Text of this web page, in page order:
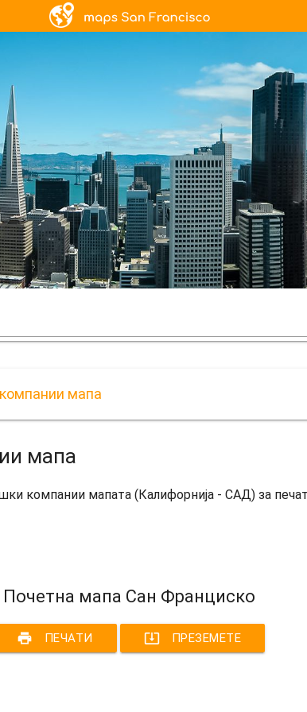
мапа
мапа
компании мапата (Калифорнија - САД) за
Почетна мапа Сан Франциско
print ПЕЧАТИ system_update_alt ПРЕЗЕМЕТЕ